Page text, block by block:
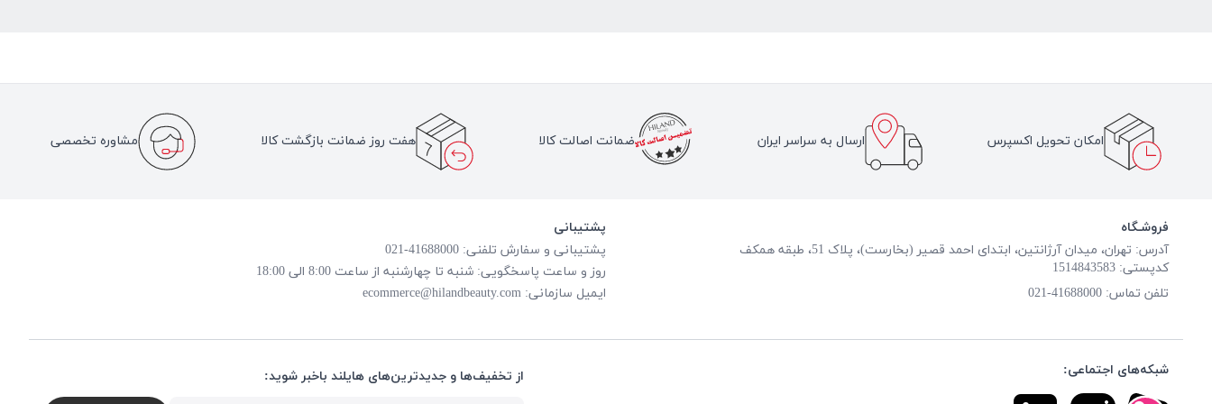
امکان تحویل اکسپرس ارسال به سراسر ایران ضمانت اصالت کالا هفت روز ضمانت بازگشت کالا مشاوره تخصصی
فروشـگاه
آدرس: تهران، میدان آرژانتین، ابتدای احمد قصیر (بخارست)، پلاک 51، طبقه همکف
کدپستی: 1514843583
تلفن تماس: 41688000-021
پشتیبانی
پشتیبانی و سفارش تلفنی: 41688000-021
روز و ساعت پاسخگویی: شنبه تا چهارشنبه از ساعت 8:00 الی 18:00
ایمیل سازمانی: ecommerce@hilandbeauty.com
شبکه‌های اجتماعی: از تخفیف‌ها و جدیدترین‌های هایلند باخبر شوید: